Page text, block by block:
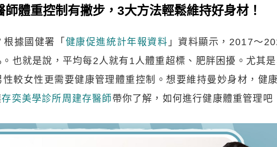
體重控制有撇步，3大方法輕鬆維持好身材！
據國健署「 健康促進統計年報資料 」資料顯示，2017～
也就是說，平均每2人就有1人體重超標、肥胖困擾。尤其
較女性更需要健康管理體重控制。想要維持曼妙身材，健
存奕美學診所周建存醫師帶你了解，如何進行健康體重管理吧